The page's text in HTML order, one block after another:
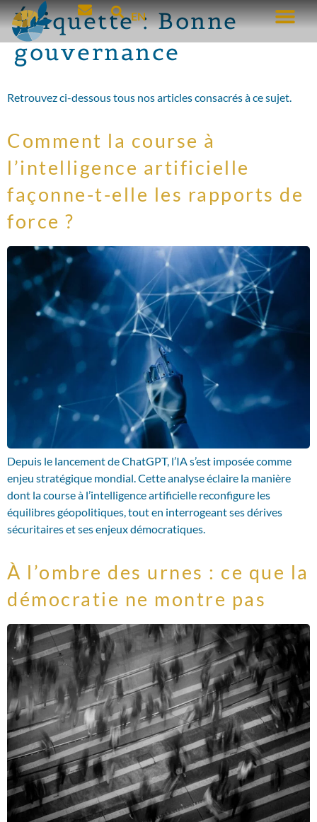
EN
Étiquette :Bonne
gouvernance
Retrouvez ci-dessous tous nos articles consacrés à ce sujet.
Comment la course à
l’intelligence artificielle
façonne-t-elle les rapports de
force ?
Depuis le lancement de ChatGPT, l’IA s’est imposée comme
enjeu stratégique mondial. Cette analyse éclaire la manière
dont la course à l’intelligence artificielle reconfigure les
équilibres géopolitiques, tout en interrogeant ses dérives
sécuritaires et ses enjeux démocratiques.
À l’ombre des urnes : ce que la
démocratie ne montre pas